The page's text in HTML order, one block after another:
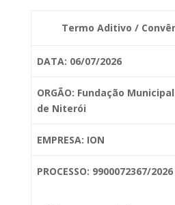
Termo Aditivo /
DATA: 06/07/2026
ORGÃO: Fundação
de Niterói
EMPRESA: ION
PROCESSO: